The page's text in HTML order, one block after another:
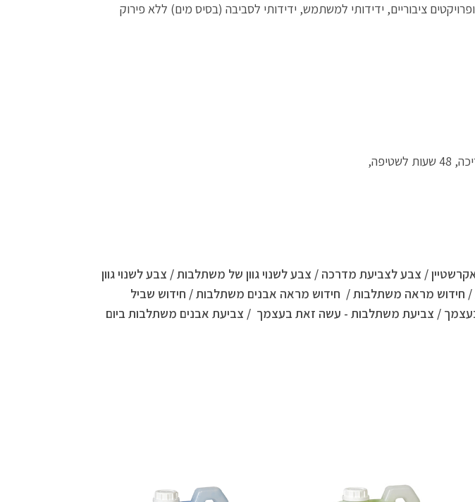
ציבוריים, ידידותי למשתמש, ידידותי לסביבה (בסיס מים) ללא פירוק
/ צבע לצביעת מדרכה / צבע לשנוי גוון של משתלבות / צבע לשנוי גוון
/ חידוש מראה משתלבות / חידוש מראה אבנים משתלבות / חידוש שביל
/ צביעת משתלבות - עשה זאת בעצמך / צביעת אבנים משתלבות ביום